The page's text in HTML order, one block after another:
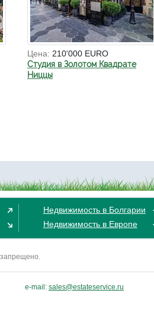
Цена: 210'000 EURO
Студия в Золотом Квадрате
Ниццы
Недвижимость в Болгарии
Недвижимость в Европе
e-mail: sales@estateservice.ru